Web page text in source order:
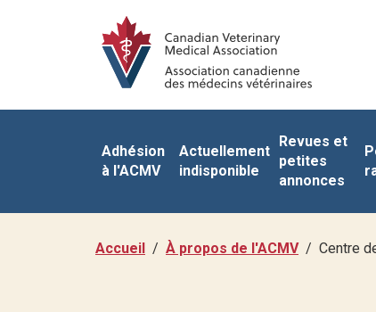
Adhésion
à l'ACMV
Actuellement
indisponible
Revues et
petites
annonces
Accueil À propos de l'ACMV Centre